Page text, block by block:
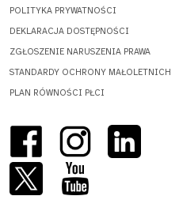
POLITYKA PRYWATNOŚCI
DEKLARACJA DOSTĘPNOŚCI
ZGŁOSZENIE NARUSZENIA PRAWA
STANDARDY OCHRONY MAŁOLETNICH
PLAN RÓWNOŚCI PŁCI